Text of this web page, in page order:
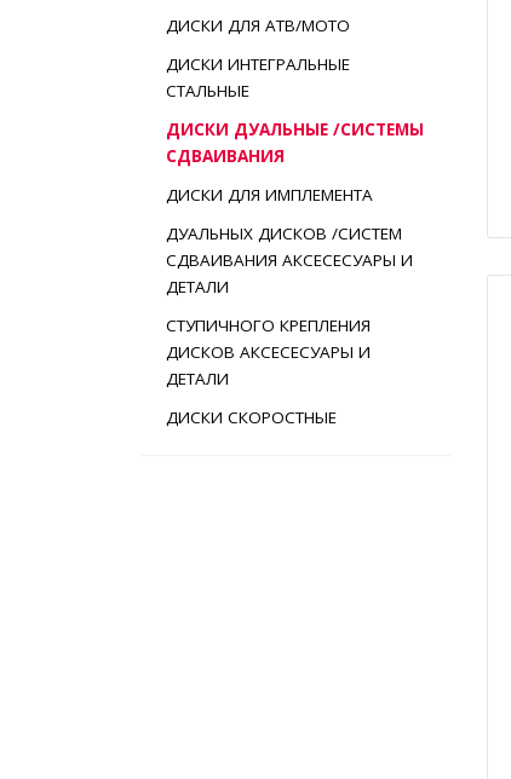
ДИСКИ ДЛЯ АТВ/МОТО
ДИСКИ ИНТЕГРАЛЬНЫЕ
СТАЛЬНЫЕ
ДИСКИ ДУАЛЬНЫЕ /СИСТЕМЫ
СДВАИВАНИЯ
ДИСКИ ДЛЯ ИМПЛЕМЕНТА
ДУАЛЬНЫХ ДИСКОВ /СИСТЕМ
СДВАИВАНИЯ АКСЕСЕСУАРЫ И
ДЕТАЛИ
СТУПИЧНОГО КРЕПЛЕНИЯ
ДИСКОВ АКСЕСЕСУАРЫ И
ДЕТАЛИ
ДИСКИ СКОРОСТНЫЕ